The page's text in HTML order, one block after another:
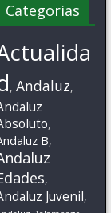
Categorias
,Andaluz,
,
B,
,
Juvenil,